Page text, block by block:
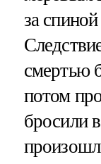
за
смертью
потом
бросили